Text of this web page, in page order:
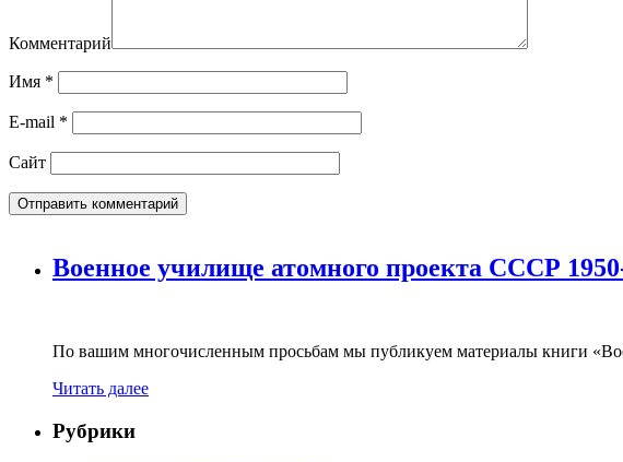
Комментарий
Имя *
E-mail *
Сайт
Военное училище атомного проекта СССР
По вашим многочисленным просьбам мы публикуем материалы книги
Читать далее
Рубрики